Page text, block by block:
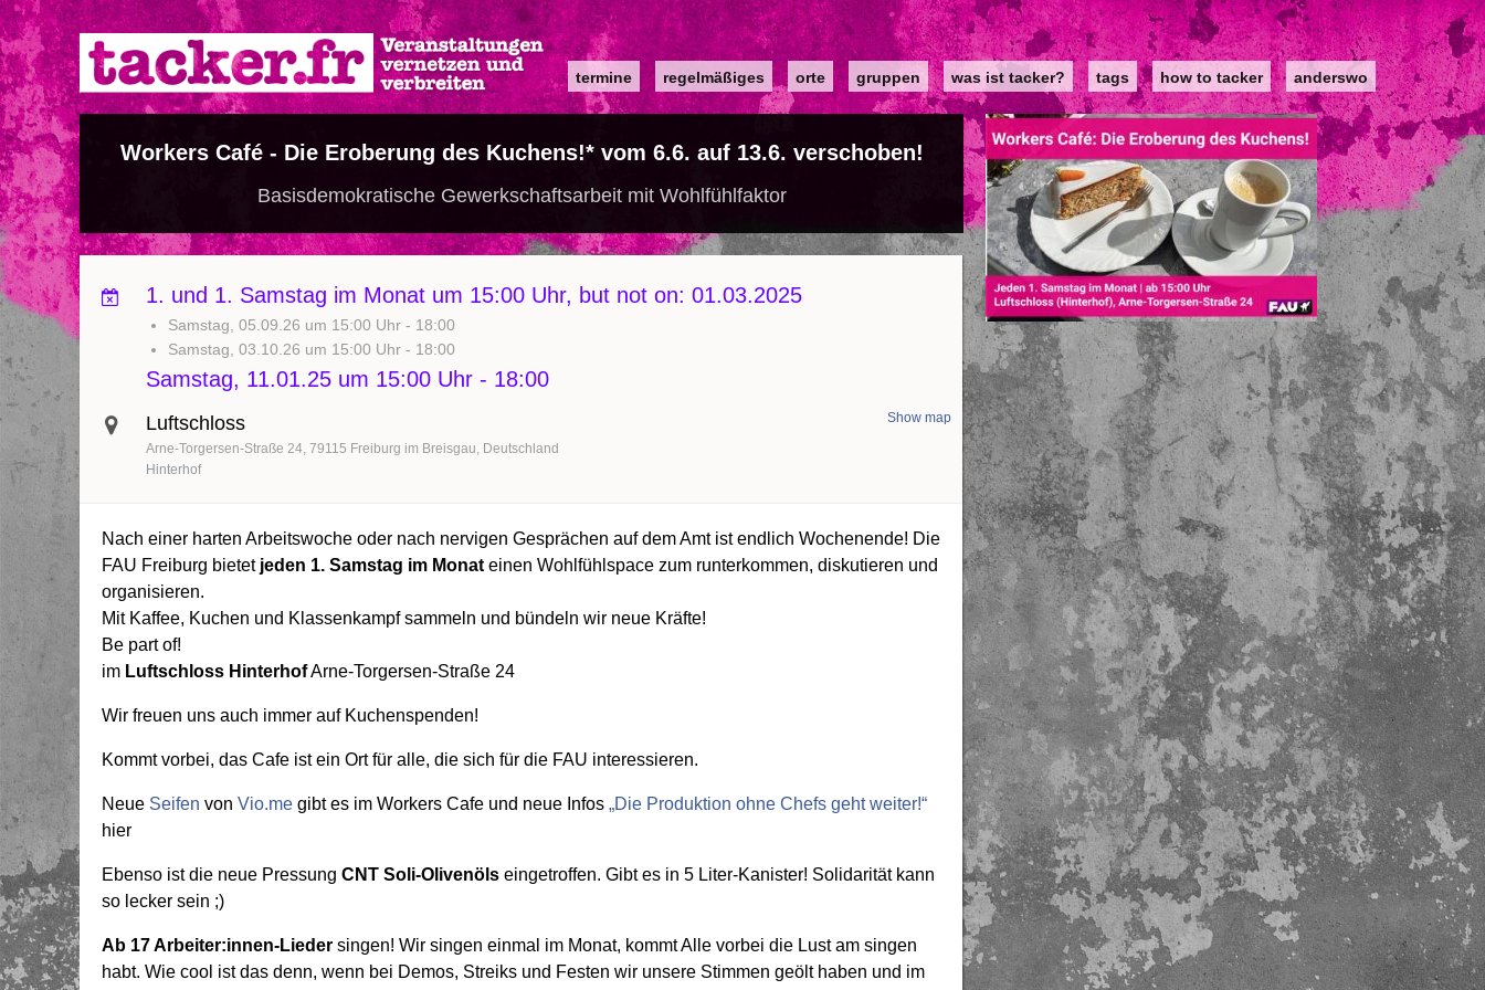
Direkt
zum
Inhalt
Main
navigation
termine regelmäßiges orte gruppen was ist tacker? tags how to tacker anderswo
Workers Café - Die Eroberung des Kuchens!* vom 6.6. auf 13.6. verschoben!
Basisdemokratische Gewerkschaftsarbeit mit Wohlfühlfaktor
1. und 1. Samstag im Monat um 15:00 Uhr, but not on: 01.03.2025
Samstag, 05.09.26 um 15:00 Uhr - 18:00
Samstag, 03.10.26 um 15:00 Uhr - 18:00
Samstag, 11.01.25 um 15:00 Uhr - 18:00
Luftschloss
Arne-Torgersen-Straße 24 79115 Freiburg im Breisgau Deutschland
Show map
Hinterhof
Nach einer harten Arbeitswoche oder nach nervigen Gesprächen auf dem Amt ist endlich Wochenende! Die
FAU Freiburg bietet jeden 1. Samstag im Monat einen Wohlfühlspace zum runterkommen, diskutieren und
organisieren.
Mit Kaffee, Kuchen und Klassenkampf sammeln und bündeln wir neue Kräfte!
Be part of!
im Luftschloss HinterhofArne-Torgersen-Straße 24
Wir freuen uns auch immer auf Kuchenspenden!
Kommt vorbei, das Cafe ist ein Ort für alle, die sich für die FAU interessieren.
Neue Seifen von Vio.me gibt es im Workers Cafe und neue Infos „Die Produktion ohne Chefs geht weiter!“
hier
Ebenso ist die neue Pressung CNT Soli-Olivenöls eingetroffen. Gibt es in 5 Liter-Kanister! Solidarität kann
so lecker sein ;)
Ab 17 Arbeiter:innen-Lieder singen! Wir singen einmal im Monat, kommt Alle vorbei die Lust am singen
habt. Wie cool ist das denn, wenn bei Demos, Streiks und Festen wir unsere Stimmen geölt haben und im